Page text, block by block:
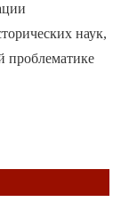
наук,
проблематике